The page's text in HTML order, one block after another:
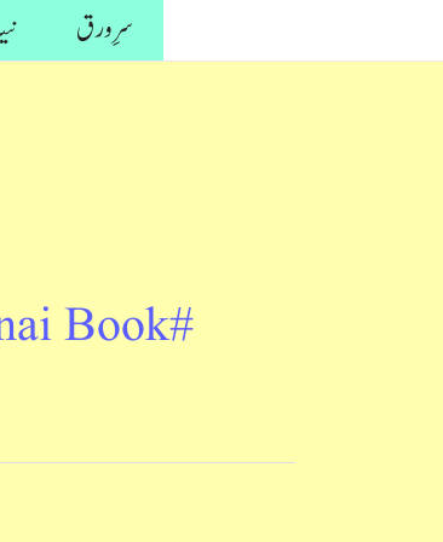
سرِ ورق
#shehnai Book